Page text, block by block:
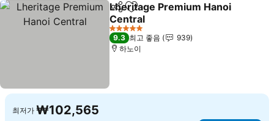
공유 즐겨찾기에 추가
Lheritage Premium Hanoi
Central
요금 보기
5 성급
9.3 최고 좋음
939
하노이
최저가 ₩102,565